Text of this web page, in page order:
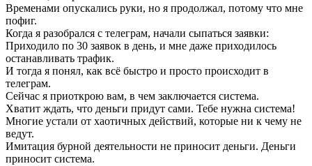
Временами опускались руки, но я продолжал, потому что мне
пофиг.
Когда я разобрался с телеграм, начали сыпаться заявки:
Приходило по 30 заявок в день, и мне даже приходилось
останавливать трафик.
И тогда я понял, как всё быстро и просто происходит в
телеграм.
Сейчас я приоткрою вам, в чем заключается система.
Хватит ждать, что деньги придут сами. Тебе нужна система!
Многие устали от хаотичных действий, которые ни к чему не
ведут.
Имитация бурной деятельности не приносит деньги. Деньги
приносит система.